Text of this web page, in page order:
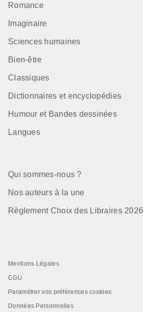
Romance
Imaginaire
Sciences humaines
Bien-être
Classiques
Dictionnaires et encyclopédies
Humour et Bandes dessinées
Langues
Qui sommes-nous ?
Nos auteurs à la une
Règlement Choix des Libraires 2026
Mentions Légales
CGU
Paramétrer vos préférences cookies
Données Personnelles